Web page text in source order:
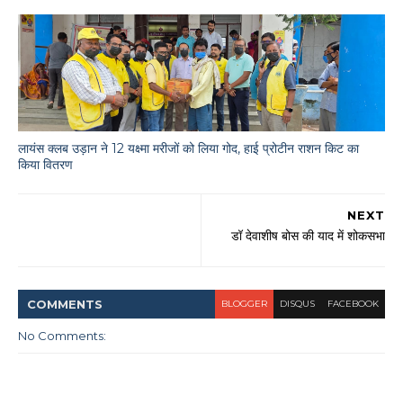
लायंस क्लब उड़ान ने 12 यक्ष्मा मरीजों को लिया गोद, हाई प्रोटीन राशन किट का
किया वितरण
NEXT
डॉ देवाशीष बोस की याद में शोकसभा
COMMENTS BLOGGER DISQUS FACEBOOK
No Comments: